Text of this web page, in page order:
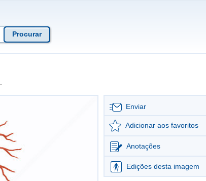
Enviar
Adicionar aos favoritos
Anotações
Edições desta imagem